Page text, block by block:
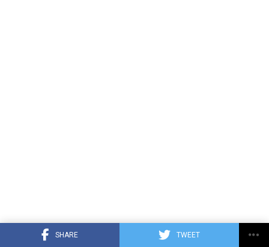
SHARE TWEET